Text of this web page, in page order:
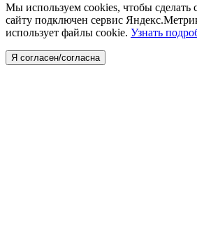
Мы используем cookies, чтобы сделать
сайту подключен сервис
использует файлы cookie. Узнать
Я согласен/согласна